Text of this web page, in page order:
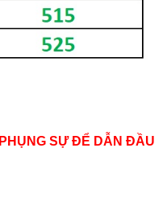
PHỤNG SỰ ĐỂ DẪN ĐẦU